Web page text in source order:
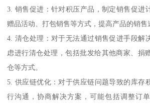
3. 销售促进：针对积压产品，制定销售促进
赠品活动、打包销售等方式，提高产品的销售
4. 清仓处理：对于无法通过销售促进手段解
虑进行清仓处理，包括批发给其他商家、捐
仓等方式。
5. 供应链优化：对于供应链问题导致的库存
行沟通，协商解决方案，可能包括调整订